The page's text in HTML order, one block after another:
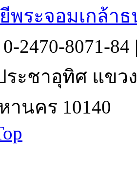
พระจอมเกล้า
2470-8071-84
ระชาอุทิศ แขว
านคร 10140